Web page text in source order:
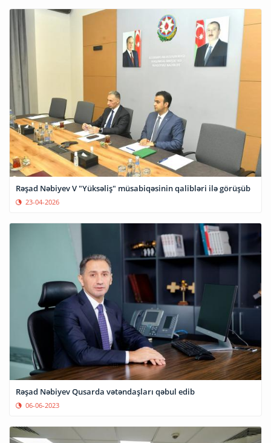
Rəşad Nəbiyev V "Yüksəliş" müsabiqəsinin qalibləri ilə görüşüb
23-04-2026
Rəşad Nəbiyev Qusarda vətəndaşları qəbul edib
06-06-2023